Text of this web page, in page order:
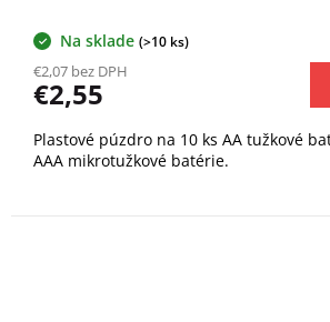
Na sklade (>10 ks)
€2,07 bez DPH
€2,55
Plastové púzdro na 10 ks AA tužkové
AAA mikrotužkové batérie.